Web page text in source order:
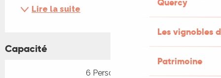
Les vignobles
Patrimoine
Lire la suite
Capacité
6 Personne(s)